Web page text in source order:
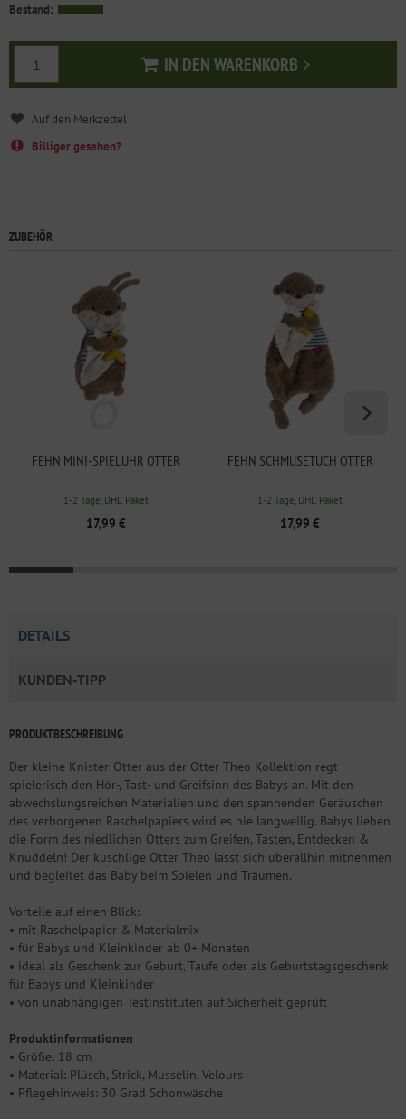
Bestand:
IN DEN WARENKORB
In den Warenkorb
Billiger gesehen?
ZUBEHÖR
FEHN MINI-SPIELUHR OTTER
1-2 Tage, DHL Paket
17,99 €
FEHN SCHMUSETUCH OTTER
1-2 Tage, DHL Paket
17,99 €
DETAILS
KUNDEN-TIPP
PRODUKTBESCHREIBUNG
Der kleine Knister-Otter aus der Otter Theo Kollektion regt
spielerisch den Hör-, Tast- und Greifsinn des Babys an. Mit den
abwechslungsreichen Materialien und den spannenden Geräuschen
des verborgenen Raschelpapiers wird es nie langweilig. Babys lieben
die Form des niedlichen Otters zum Greifen, Tasten, Entdecken &
Knuddeln! Der kuschlige Otter Theo lässt sich überallhin mitnehmen
und begleitet das Baby beim Spielen und Träumen.
Vorteile auf einen Blick:
• mit Raschelpapier & Materialmix
• für Babys und Kleinkinder ab 0+ Monaten
• ideal als Geschenk zur Geburt, Taufe oder als Geburtstagsgeschenk
für Babys und Kleinkinder
• von unabhängigen Testinstituten auf Sicherheit geprüft
Produktinformationen
• Größe: 18 cm
• Material: Plüsch, Strick, Musselin, Velours
• Pflegehinweis: 30 Grad Schonwäsche